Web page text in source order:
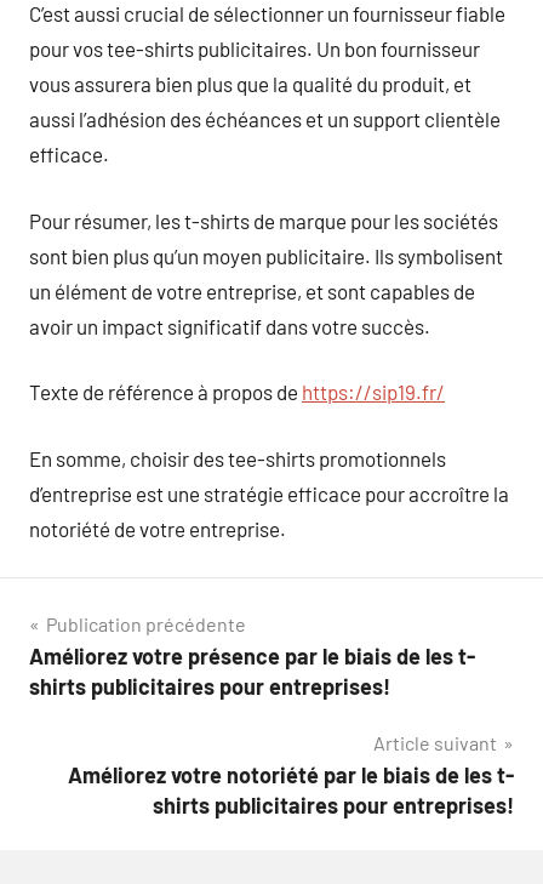
C’est aussi crucial de sélectionner un fournisseur fiable
pour vos tee-shirts publicitaires. Un bon fournisseur
vous assurera bien plus que la qualité du produit, et
aussi l’adhésion des échéances et un support clientèle
efficace.
Pour résumer, les t-shirts de marque pour les sociétés
sont bien plus qu’un moyen publicitaire. Ils symbolisent
un élément de votre entreprise, et sont capables de
avoir un impact significatif dans votre succès.
Texte de référence à propos de https://sip19.fr/
En somme, choisir des tee-shirts promotionnels
d’entreprise est une stratégie efficace pour accroître la
notoriété de votre entreprise.
Navigation
de
Publication précédente
Améliorez votre présence par le biais de les t-
shirts publicitaires pour entreprises!
Article suivant
Améliorez votre notoriété par le biais de les t-
shirts publicitaires pour entreprises!